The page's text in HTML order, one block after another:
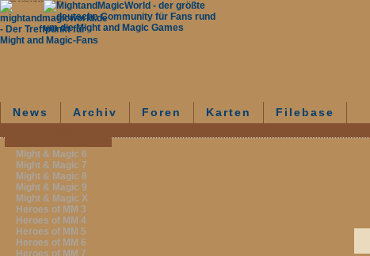
mightandmagicworld.de - Der Treffpunkt für Might and Magic-Fans - News - Archiv
News Archiv Foren Karten Filebase
Might & Magic 6
Might & Magic 7
Might & Magic 8
Might & Magic 9
Might & Magic X
Heroes of MM 3
Heroes of MM 4
Heroes of MM 5
Heroes of MM 6
Heroes of MM 7